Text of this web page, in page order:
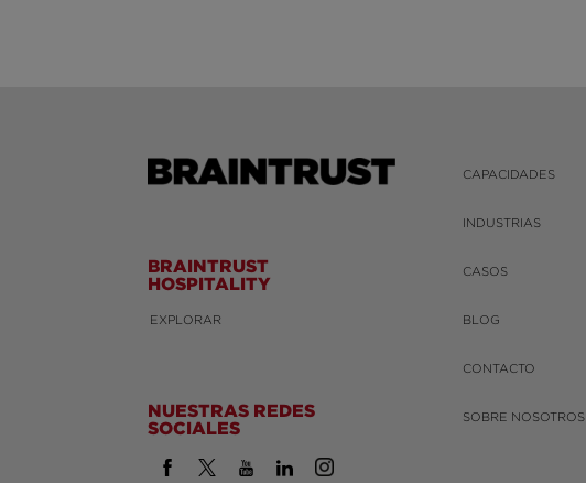
BRAINTRUST
HOSPITALITY
EXPLORAR
NUESTRAS REDES
SOCIALES
CAPACIDADES
INDUSTRIAS
CASOS
BLOG
CONTACTO
SOBRE NOSOTROS